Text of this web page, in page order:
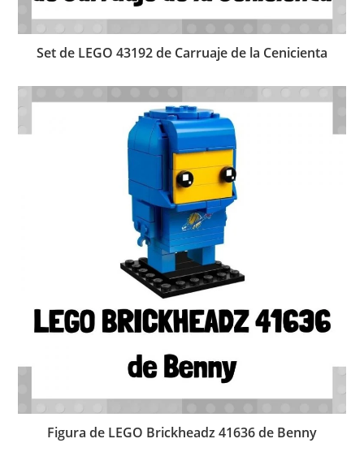
Set de LEGO 43192 de Carruaje de la Cenicienta
Figura de LEGO Brickheadz 41636 de Benny